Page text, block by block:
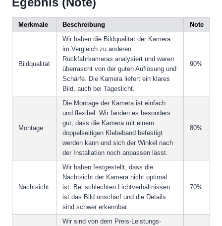
Merkmale Beschreibung Note
Bildqualität
Wir haben die Bildqualität der Kamera
im Vergleich zu anderen
Rückfahrkameras analysiert und waren
überrascht von der guten Auflösung und
Schärfe. Die Kamera liefert ein klares
Bild, auch bei Tageslicht.
90%
Montage
Die Montage der Kamera ist einfach
und flexibel. Wir fanden es besonders
gut, dass die Kamera mit einem
doppelseitigen Klebeband befestigt
werden kann und sich der Winkel nach
der Installation noch anpassen lässt.
80%
Nachtsicht
Wir haben festgestellt, dass die
Nachtsicht der Kamera nicht optimal
ist. Bei schlechten Lichtverhältnissen
ist das Bild unscharf und die Details
sind schwer erkennbar.
70%
Wir sind von dem Preis-Leistungs-